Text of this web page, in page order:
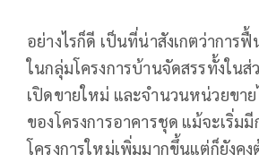
อย่างไรก็ดี เป็นที่น่าสังเกตว่าการ
ในกลุ่มโครงการบ้านจัดสรรทั้งในส่
เปิดขายใหม่ และจำนวนหน่วยขา
ของโครงการอาคารชุด แม้จะเริ่มมี
โครงการใหม่เพิ่มมากขึ้นแต่ก็ยังคง